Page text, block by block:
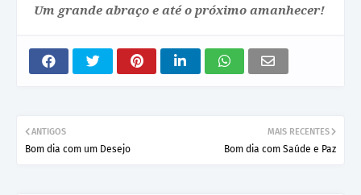
Um grande abraço e até o próximo amanhecer!
MAIS RECENTES
Bom dia com Saúde e Paz
ANTIGOS
Bom dia com um Desejo